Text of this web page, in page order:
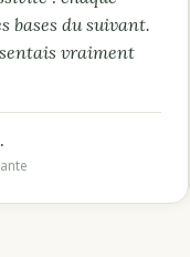
bases du suivant.
vraiment